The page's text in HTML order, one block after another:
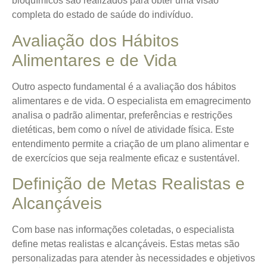
completa do estado de saúde do indivíduo.
Avaliação dos Hábitos
Alimentares e de Vida
Outro aspecto fundamental é a avaliação dos hábitos
alimentares e de vida. O especialista em emagrecimento
analisa o padrão alimentar, preferências e restrições
dietéticas, bem como o nível de atividade física. Este
entendimento permite a criação de um plano alimentar e
de exercícios que seja realmente eficaz e sustentável.
Definição de Metas Realistas e
Alcançáveis
Com base nas informações coletadas, o especialista
define metas realistas e alcançáveis. Estas metas são
personalizadas para atender às necessidades e objetivos